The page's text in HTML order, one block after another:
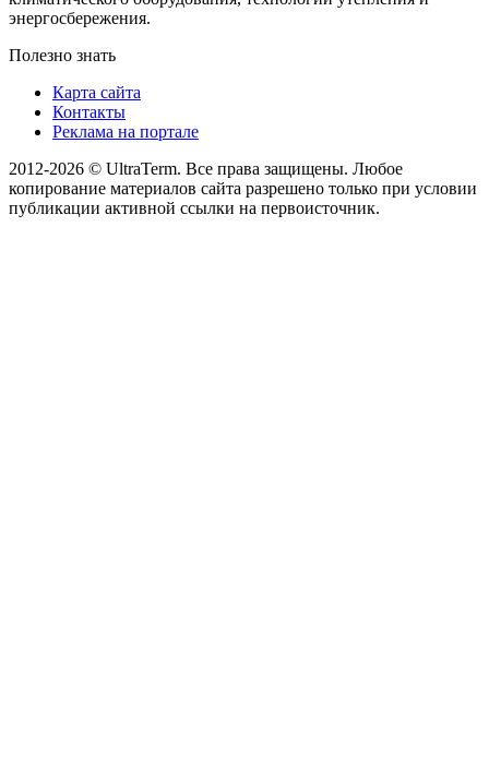
энергосбережения.
Полезно знать
Карта сайта
Контакты
Реклама на портале
2012-2026 © UltraTerm. Все права защищены. Любое
копирование материалов сайта разрешено только при условии
публикации активной ссылки на первоисточник.